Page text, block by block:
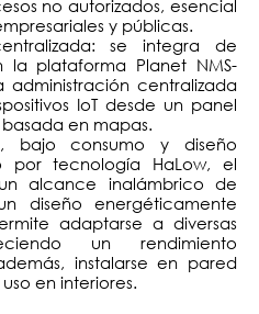
no autorizados, esencial
y públicas.
se integra de
plataforma Planet NMS-
administración centralizada
IoT desde un panel
en mapas.
bajo consumo y diseño
por tecnología HaLow, el
alcance inalámbrico de
diseño energéticamente
adaptarse a diversas
un rendimiento
instalarse en pared
en interiores.